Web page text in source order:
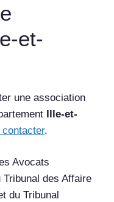
et-
une association
Ille-et-
contacter.
Avocats
des Affaire
du Tribunal